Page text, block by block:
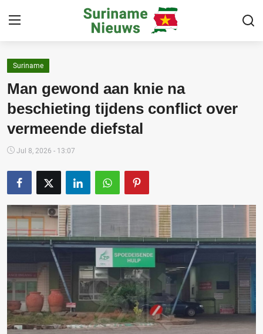
Home
Suriname
Buitenland
Sport
Cultuur & Media
Deals!
Over
Suriname
Man gewond aan knie na
beschieting tijdens conflict over
vermeende diefstal
Jul 8, 2026 - 13:07